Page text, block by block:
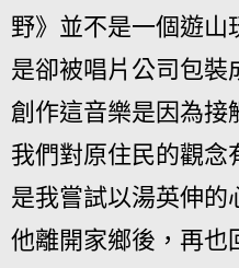
野》並不是一個遊山
是卻被唱片公司包裝
創作這音樂是因為接
我們對原住民的觀念
是我嘗試以湯英伸的
他離開家鄉後，再也